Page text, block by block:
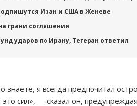
Иран и США в Женеве
грани соглашения
ударов по Ирану, Тегеран ответил
знаете, я всегда предпочитал
это сил», — сказал он,